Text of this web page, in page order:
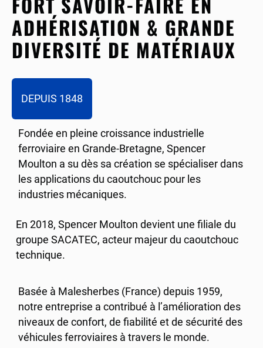
ADHÉRISATION & GRANDE
DIVERSITÉ DE MATÉRIAUX
DEPUIS 1848
Fondée en pleine croissance industrielle
ferroviaire en Grande-Bretagne, Spencer
Moulton a su dès sa création se spécialiser dans
les applications du caoutchouc pour les
industries mécaniques.
En 2018, Spencer Moulton devient une filiale du
groupe SACATEC, acteur majeur du caoutchouc
technique.
Basée à Malesherbes (France) depuis 1959,
notre entreprise a contribué à l’amélioration des
niveaux de confort, de fiabilité et de sécurité des
véhicules ferroviaires à travers le monde.